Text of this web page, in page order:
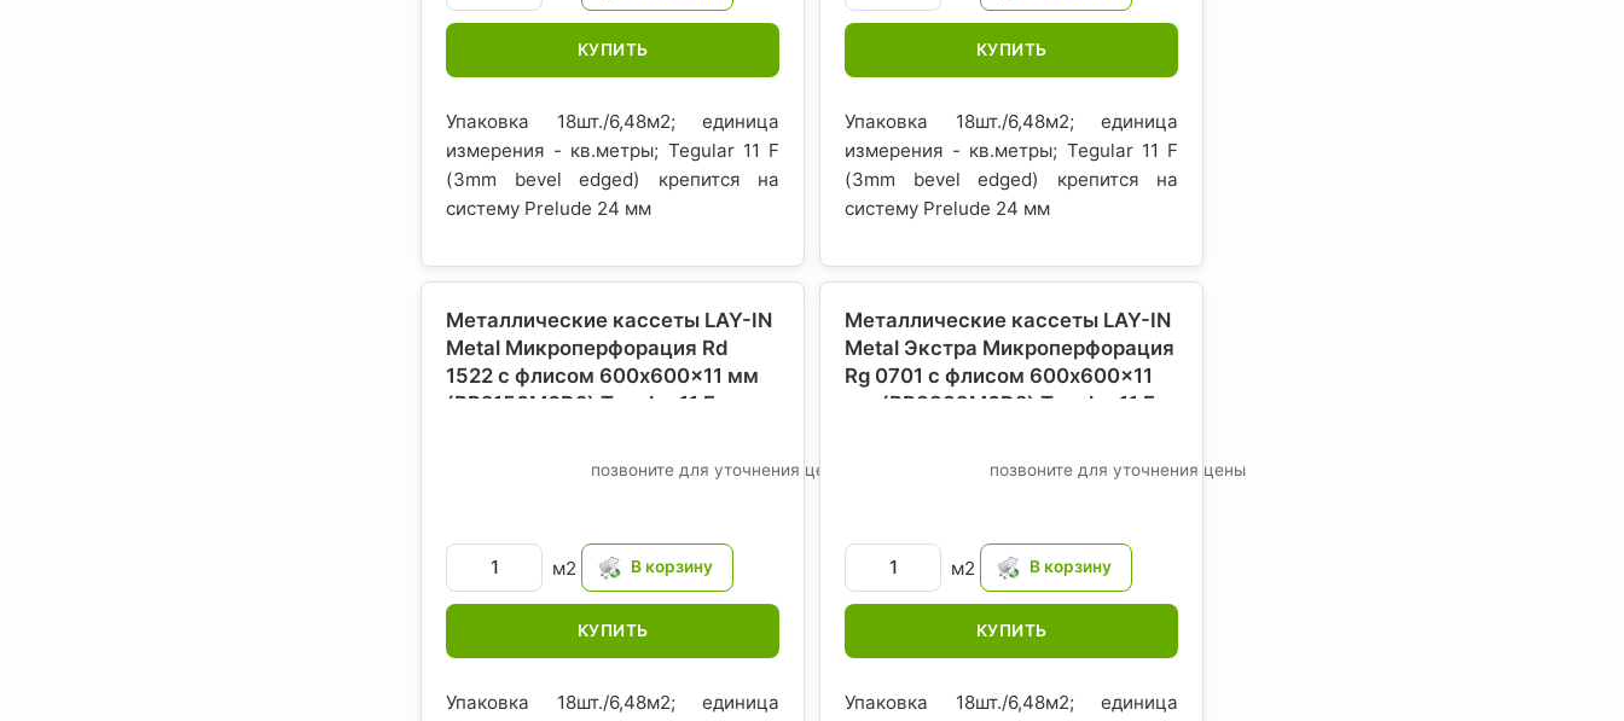
КУПИТЬ
Упаковка 18шт./6,48м2; единица
измерения - кв.метры; Tegular 11 F
(3mm bevel edged) крепится на
систему Prelude 24 мм
КУПИТЬ
Упаковка 18шт./6,48м2; единица
измерения - кв.метры; Tegular 11 F
(3mm bevel edged) крепится на
систему Prelude 24 мм
Металлические кассеты LAY-IN
Metal Микроперфорация Rd
1522 с флисом 600x600x11 мм
(BP2150M6D2) Tegular 11 F,
позвоните для уточнения цены
м2
КУПИТЬ
Упаковка 18шт./6,48м2; единица
Металлические кассеты LAY-IN
Metal Экстра Микроперфорация
Rg 0701 с флисом 600x600x11
мм (BP3839M6D2) Tegular 11 F,
позвоните для уточнения цены
м2
КУПИТЬ
Упаковка 18шт./6,48м2; единица